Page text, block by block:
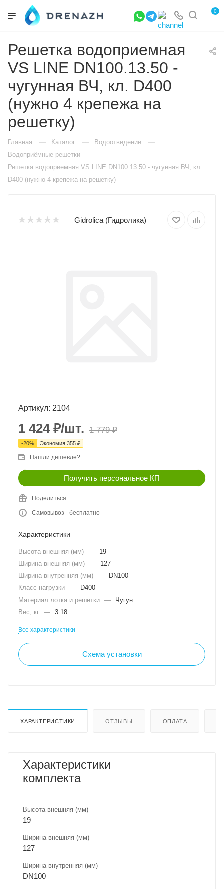
0
Решетка водоприемная
VS LINE DN100.13.50 -
чугунная ВЧ, кл. D400
(нужно 4 крепежа на
решетку)
Главная — Каталог — Водоотведение —
Водоприёмные решетки —
Решетка водоприемная VS LINE DN100.13.50 - чугунная ВЧ, кл.
D400 (нужно 4 крепежа на решетку)
Gidrolica (Гидролика)
Артикул: 2104
1 424₽/шт. 1 779₽
-20% Экономия 355 ₽
Нашли дешевле?
Получить персональное КП
Поделиться
Самовывоз - бесплатно
Характеристики
Высота внешняя (мм) —
19
Ширина внешняя (мм) —
127
Ширина внутренняя (мм) —
DN100
Класс нагрузки —
D400
Материал лотка и решетки —
Чугун
Вес, кг — 3.18
Все характеристики
Схема установки
ХАРАКТЕРИСТИКИ ОТЗЫВЫ ОПЛАТА
Характеристики
комплекта
Высота внешняя (мм)
19
Ширина внешняя (мм)
127
Ширина внутренняя (мм)
DN100